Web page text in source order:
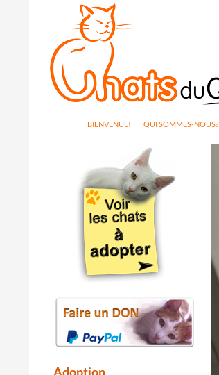
BIENVENUE! QUI SOMMES-NOUS?
Adoption